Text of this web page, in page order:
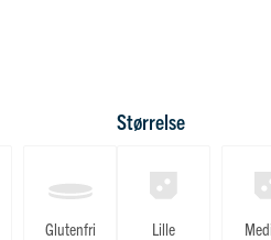
Glutenfri
Størrelse
Lille